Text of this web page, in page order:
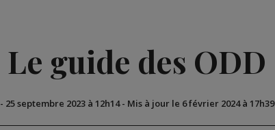
Le guide des ODD
- 25 septembre 2023 à 12h14- Mis à jour le 6 février 2024 à 17h39